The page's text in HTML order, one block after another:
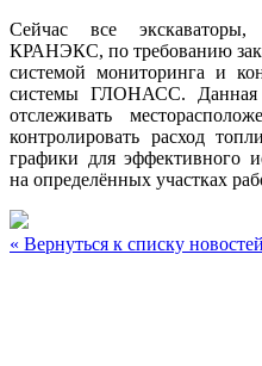
Сейчас все
КРАНЭКС, по требованию
системой мониторинга и
системы ГЛОНАСС. Данная
отслеживать
контролировать расход
графики для эффективного
на определённых участках
« Вернуться к списку новостей